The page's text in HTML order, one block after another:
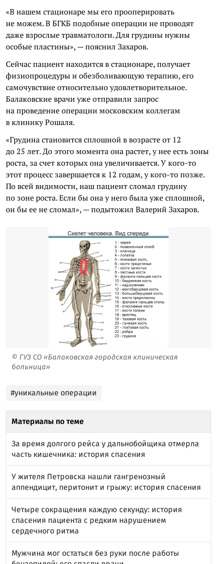
«В нашем стационаре мы его прооперировать
не можем. В БГКБ подобные операции не проводят
даже взрослые травматологи. Для грудины нужны
особые пластины», — пояснил Захаров.
Сейчас пациент находится в стационаре, получает
физиопроцедуры и обезболивающую терапию, его
самочувствие относительно удовлетворительное.
Балаковские врачи уже отправили запрос
на проведение операции московским коллегам
в клинику Рошаля.
«Грудина становится сплошной в возрасте от 12
до 25 лет. До этого момента она растет, у нее есть зоны
роста, за счет которых она увеличивается. У кого-то
этот процесс завершается к 12 годам, у кого-то позже.
По всей видимости, наш пациент сломал грудину
по зоне роста. Если бы она у него была уже сплошной,
он бы ее не сломал», — подытожил Валерий Захаров.
© ГУЗ СО «Балаковская городская клиническая
больница»
#уникальные операции
Материалы по теме
За время долгого рейса у дальнобойщика отмерла
часть кишечника: история спасения
У жителя Петровска нашли гангренозный
аппендицит, перитонит и грыжу: история спасения
Четыре сокращения каждую секунду: история
спасения пациента с редким нарушением
сердечного ритма
Мужчина мог остаться без руки после работы